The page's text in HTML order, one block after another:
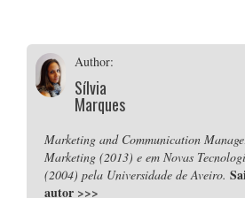
Author:
Sílvia
Marques
Marketing and Communication
Marketing (2013) e em Novas
(2004) pela Universidade de Aveiro.
autor >>>